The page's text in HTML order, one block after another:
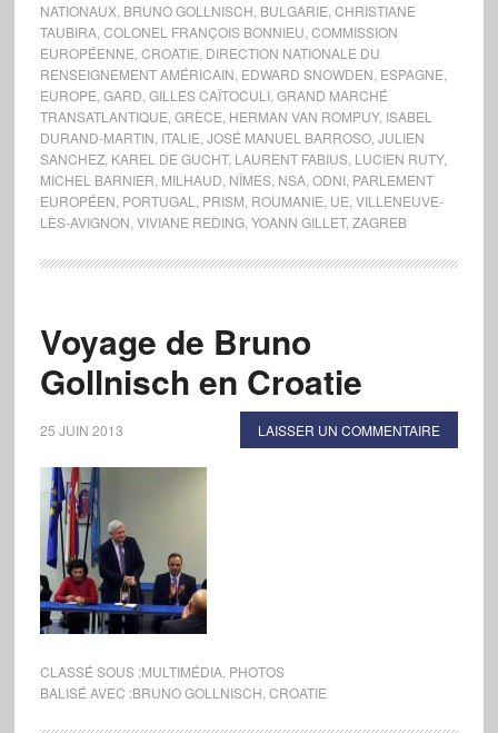
NATIONAUX, BRUNO GOLLNISCH BULGARIE CHRISTIANE
TAUBIRA, COLONEL FRANÇOIS BONNIEU COMMISSION
EUROPÉENNE CROATIE DIRECTION NATIONALE DU
RENSEIGNEMENT AMÉRICAIN EDWARD SNOWDEN ESPAGNE
EUROPE GARD GILLES CAÏTOCULI, GRAND MARCHÉ
TRANSATLANTIQUE GRÈCE HERMAN VAN ROMPUY, ISABEL
DURAND-MARTIN ITALIE JOSÉ MANUEL BARROSO, JULIEN
SANCHEZ, KAREL DE GUCHT, LAURENT FABIUS, LUCIEN RUTY,
MICHEL BARNIER MILHAUD NÎMES, NSA, ODNI, PARLEMENT
EUROPÉEN PORTUGAL PRISM ROUMANIE UE VILLENEUVE-
LÈS-AVIGNON VIVIANE REDING, YOANN GILLET, ZAGREB
Voyage de Bruno
Gollnisch en Croatie
25 JUIN 2013 LAISSER UN COMMENTAIRE
CLASSÉ SOUS :MULTIMÉDIA, PHOTOS
BALISÉ AVEC :BRUNO GOLLNISCH CROATIE